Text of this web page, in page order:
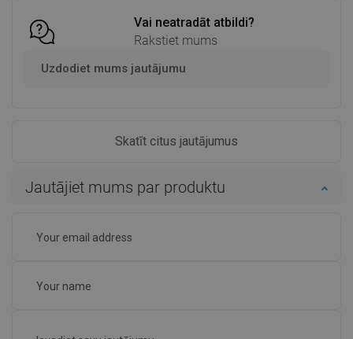
Vai neatradāt atbildi?
Rakstiet mums
Uzdodiet mums jautājumu
Skatīt citus jautājumus
Jautājiet mums par produktu